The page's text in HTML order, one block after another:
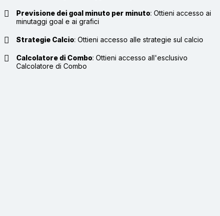
Previsione dei goal minuto per minuto: Ottieni accesso ai
minutaggi goal e ai grafici
Strategie Calcio: Ottieni accesso alle strategie sul calcio
Calcolatore di Combo: Ottieni accesso all'esclusivo
Calcolatore di Combo